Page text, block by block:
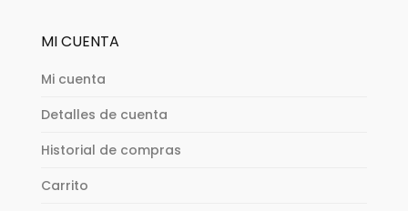
MI CUENTA
Mi cuenta
Detalles de cuenta
Historial de compras
Carrito